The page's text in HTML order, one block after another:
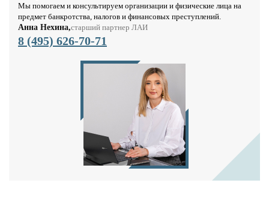
Мы помогаем и консультируем организации и физические лица на
предмет банкротства, налогов и финансовых преступлений.
Анна Нехина,старший партнер ЛАИ
8 (495) 626-70-71